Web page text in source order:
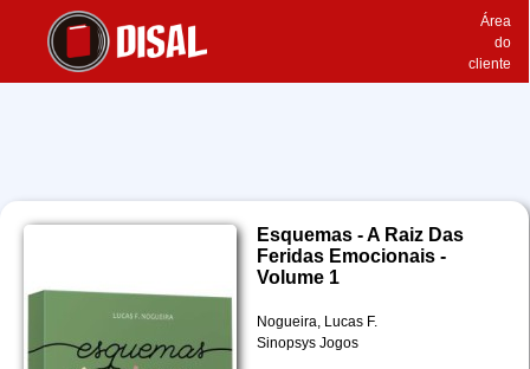
Área
do
cliente
Esquemas - A Raiz Das
Feridas Emocionais -
Volume 1
Nogueira, Lucas F.
Sinopsys Jogos